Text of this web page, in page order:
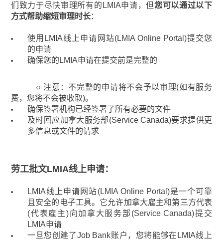
们致力于尽快审理所有的LMIA申请，但您可以通过以下
方式帮助缩短审理时长：
使用LMIA线上申请网站(LMIA Online Portal)提交您
的申请
确保您的LMIA申请在提交前是完整的
○ 注意：不完整的申请将不会予以审理(如有服务
费，您将不会被收取)。
确保签署机构已经签署了所有必要的文件
及时回应加拿大服务部(Service Canada)要求提供更
多信息或文件的请求
劳工批文LMIA线上申请：
LMIA线上申请网站(LMIA Online Portal)是一个可靠
且安全的电子工具。它允许加拿大雇主和第三方代表
(代表雇主)向加拿大服务部(Service Canada)提交
LMIA申请
一旦您创建了Job Bank账户，您将能够在LMIA线上